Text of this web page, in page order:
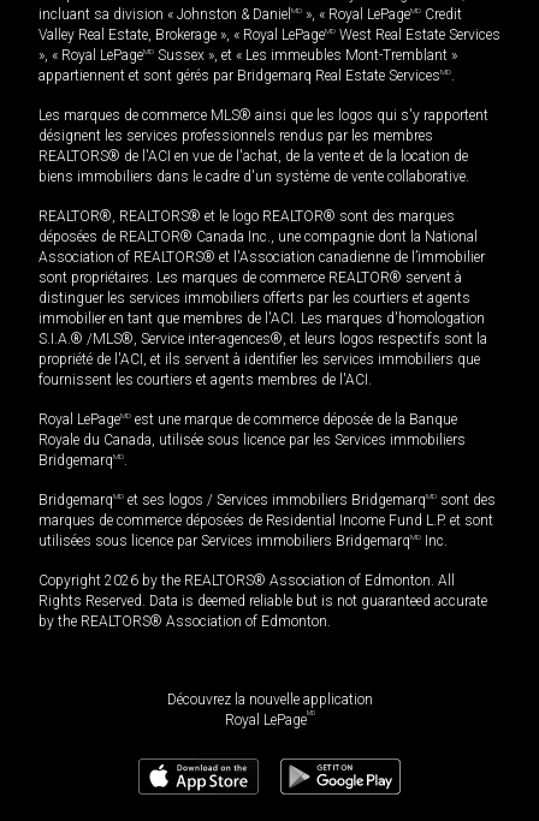
incluant sa division « Johnston & Daniel MD », « Royal LePageMD Credit
Valley Real Estate, Brokerage », « Royal LePageMD West Real Estate Services
», « Royal LePageMD Sussex », et « Les immeubles Mont-Tremblant »
appartiennent et sont gérés par Bridgemarq Real Estate ServicesMD.
Les marques de commerce MLS® ainsi que les logos qui s'y rapportent
désignent les services professionnels rendus par les membres
REALTORS® de l'ACI en vue de l'achat, de la vente et de la location de
biens immobiliers dans le cadre d'un système de vente collaborative.
REALTOR®, REALTORS® et le logo REALTOR® sont des marques
déposées de REALTOR® Canada Inc., une compagnie dont la National
Association of REALTORS® et l'Association canadienne de l’immobilier
sont propriétaires. Les marques de commerce REALTOR® servent à
distinguer les services immobiliers offerts par les courtiers et agents
immobilier en tant que membres de l'ACI. Les marques d'homologation
S.I.A.® /MLS®, Service inter-agences®, et leurs logos respectifs sont la
propriété de l'ACI, et ils servent à identifier les services immobiliers que
fournissent les courtiers et agents membres de l'ACI.
Royal LePageMD est une marque de commerce déposée de la Banque
Royale du Canada, utilisée sous licence par les Services immobiliers
BridgemarqMD.
BridgemarqMD et ses logos / Services immobiliers BridgemarqMD sont des
marques de commerce déposées de Residential Income Fund L.P. et sont
utilisées sous licence par Services immobiliers BridgemarqMD Inc.
Copyright 2026 by the REALTORS® Association of Edmonton. All
Rights Reserved. Data is deemed reliable but is not guaranteed accurate
by the REALTORS® Association of Edmonton.
Découvrez la nouvelle application
Royal LePageMD